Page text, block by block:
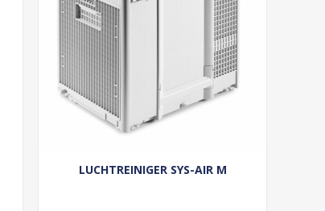
LUCHTREINIGER SYS-AIR M